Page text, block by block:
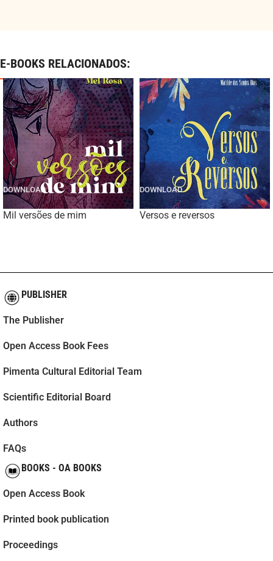
E-BOOKS RELACIONADOS:
Mil versões de mim Versos e reversos
PUBLISHER
The Publisher
Open Access Book Fees
Pimenta Cultural Editorial Team
Scientific Editorial Board
Authors
FAQs
BOOKS - OA BOOKS
Open Access Book
Printed book publication
Proceedings